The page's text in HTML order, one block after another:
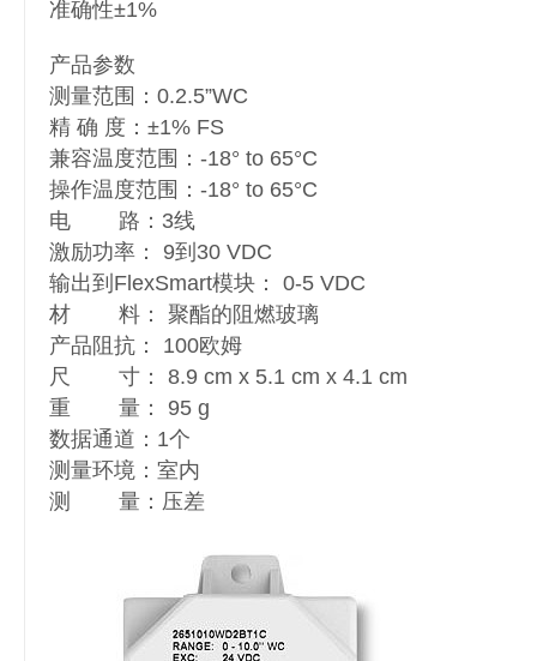
准确性±1%
产品参数
测量范围：0.2.5”WC
精 确 度：±1% FS
兼容温度范围：-18° to 65°C
操作温度范围：-18° to 65°C
电 路：3线
激励功率： 9到30 VDC
输出到FlexSmart模块： 0-5 VDC
材 料： 聚酯的阻燃玻璃
产品阻抗： 100欧姆
尺 寸： 8.9 cm x 5.1 cm x 4.1 cm
重 量： 95 g
数据通道：1个
测量环境：室内
测 量：压差